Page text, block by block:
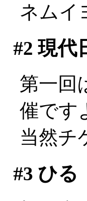
ネムイ
#2 現代
第一回
催です
当然チ
#3 ひる